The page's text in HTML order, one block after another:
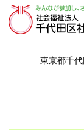
東京都千